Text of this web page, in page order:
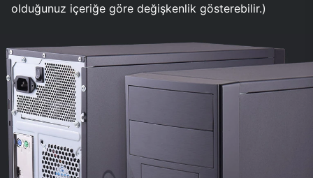
olduğunuz içeriğe göre değişkenlik gösterebilir.)